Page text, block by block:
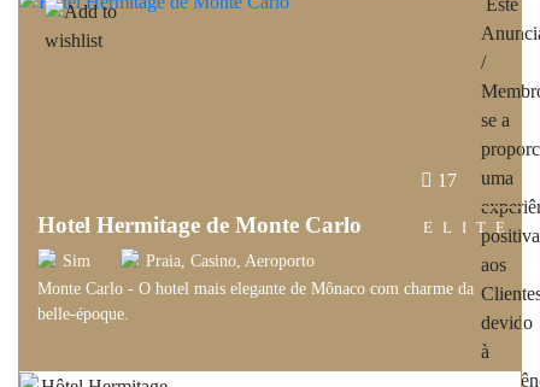
17
Hotel Hermitage de Monte Carlo
Sim Praia, Casino, Aeroporto
Monte Carlo - O hotel mais elegante de Mônaco com charme da
belle-époque.
ELITE